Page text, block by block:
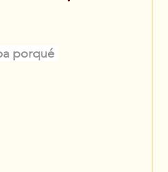
porqué